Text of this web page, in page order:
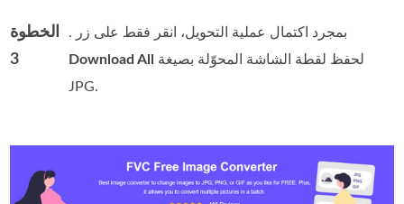
الخطوة
3
. بمجرد اكتمال عملية التحويل، انقر فقط على زر
Download All
JPG.